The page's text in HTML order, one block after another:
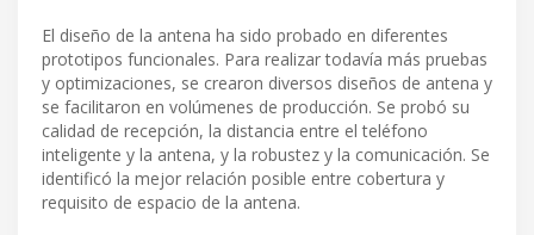
El diseño de la antena ha sido probado en diferentes
prototipos funcionales. Para realizar todavía más pruebas
y optimizaciones, se crearon diversos diseños de antena y
se facilitaron en volúmenes de producción. Se probó su
calidad de recepción, la distancia entre el teléfono
inteligente y la antena, y la robustez y la comunicación. Se
identificó la mejor relación posible entre cobertura y
requisito de espacio de la antena.